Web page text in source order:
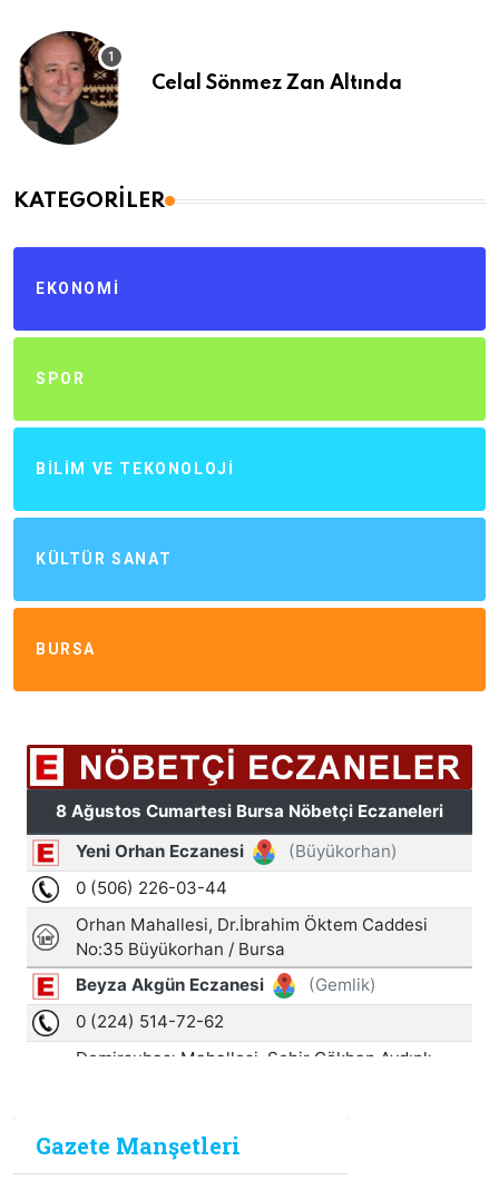
Celal Sönmez Zan Altında
KATEGORILER
EKONOMI
SPOR
BILIM VE TEKONOLOJI
KÜLTÜR SANAT
BURSA